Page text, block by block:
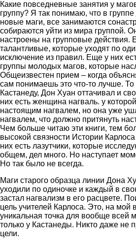
Какие повседневные занятия у
группу? Я так понимаю, что в
новые маги, все занимаются
собираются уйти из мира группой.
настроены на групповые действия.
талантливые, которые уходят по
исключение из правил. Еще у них
группы молодых магов, которые
Общеизвестен прием – когда
сам понимаешь это что-то лучше. То
Кастанеду, Дон Хуан оттачивал и
них есть женщина нагваль. у
настоящим нагвалем, но она уже
нагвалем, что должно притянуть
Чем больше читаю эти книги, тем
высокой связности Истории
них есть лазутчики, которые
общем, дел много. Но наступает
Но так было не всегда.
Маги старого образца линии Дона
уходили по одиночке и каждый в
застал нагвализм в его расцвете.
цель учителей Карлоса. Это, на мой
уникальная точка для вообще всей
только у Кастанеды. Никто даже не
цели.